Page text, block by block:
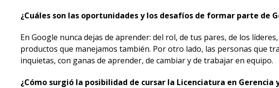
¿Cuáles son las oportunidades y los desafíos de formar parte de
En Google nunca dejas de aprender: del rol, de tus pares, de los
productos que manejamos también. Por otro lado, las personas que
inquietas, con ganas de aprender, de cambiar y de trabajar en equipo.
¿Cómo surgió la posibilidad de cursar la Licenciatura en